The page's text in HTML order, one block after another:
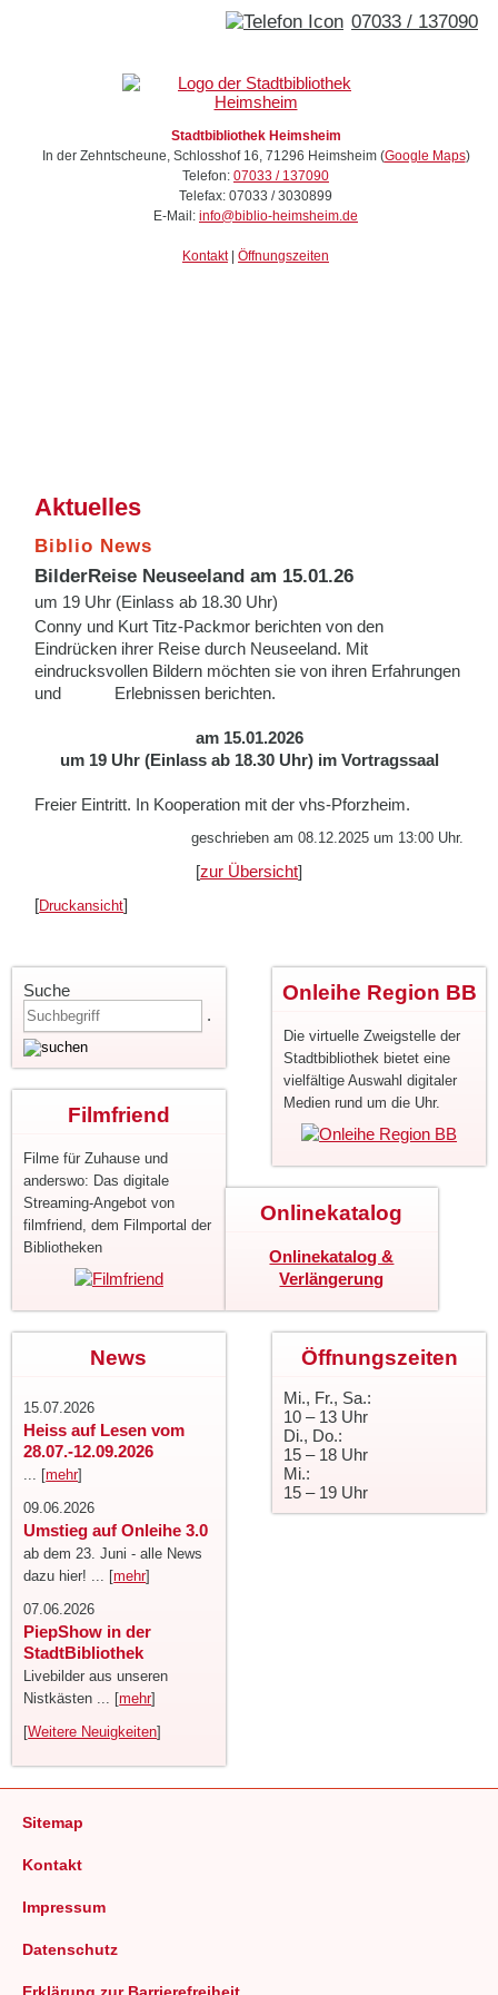
Stadtbibliothek Heimsheim
In der Zehntscheune, Schlosshof 16, 71296 Heimsheim(Google Maps)
Telefon: 07033 / 137090
Telefax: 07033 / 3030899
E-Mail: info@biblio-heimsheim.de
Kontakt| Öffnungszeiten
Aktuelles
Biblio News
BilderReise Neuseeland am 15.01.26
um 19 Uhr (Einlass ab 18.30 Uhr)
Conny und Kurt Titz-Packmor berichten von den
Eindrücken ihrer Reise durch Neuseeland. Mit
eindrucksvollen Bildern möchten sie von ihren Erfahrungen
und Erlebnissen berichten.
am 15.01.2026
um 19 Uhr (Einlass ab 18.30 Uhr) im Vortragssaal
Freier Eintritt. In Kooperation mit der vhs-Pforzheim.
geschrieben am 08.12.2025 um 13:00 Uhr.
[zur Übersicht]
[Druckansicht]
Suche
.
Onleihe Region BB
Die virtuelle Zweigstelle der
Stadtbibliothek bietet eine
vielfältige Auswahl digitaler
Medien rund um die Uhr.
Filmfriend
Filme für Zuhause und
anderswo: Das digitale
Streaming-Angebot von
filmfriend, dem Filmportal der
Bibliotheken
Onlinekatalog
Onlinekatalog &
Verlängerung
Öffnungszeiten
Mi., Fr., Sa.:
10 – 13 Uhr
Di., Do.:
15 – 18 Uhr
Mi.:
15 – 19 Uhr
News
15.07.2026
Heiss auf Lesen vom
28.07.-12.09.2026
... [mehr]
09.06.2026
Umstieg auf Onleihe 3.0
ab dem 23. Juni - alle News
dazu hier! ... [mehr]
07.06.2026
PiepShow in der
StadtBibliothek
Livebilder aus unseren
Nistkästen ... [mehr]
[Weitere Neuigkeiten]
Sitemap
Kontakt
Impressum
Datenschutz
07033 / 137090